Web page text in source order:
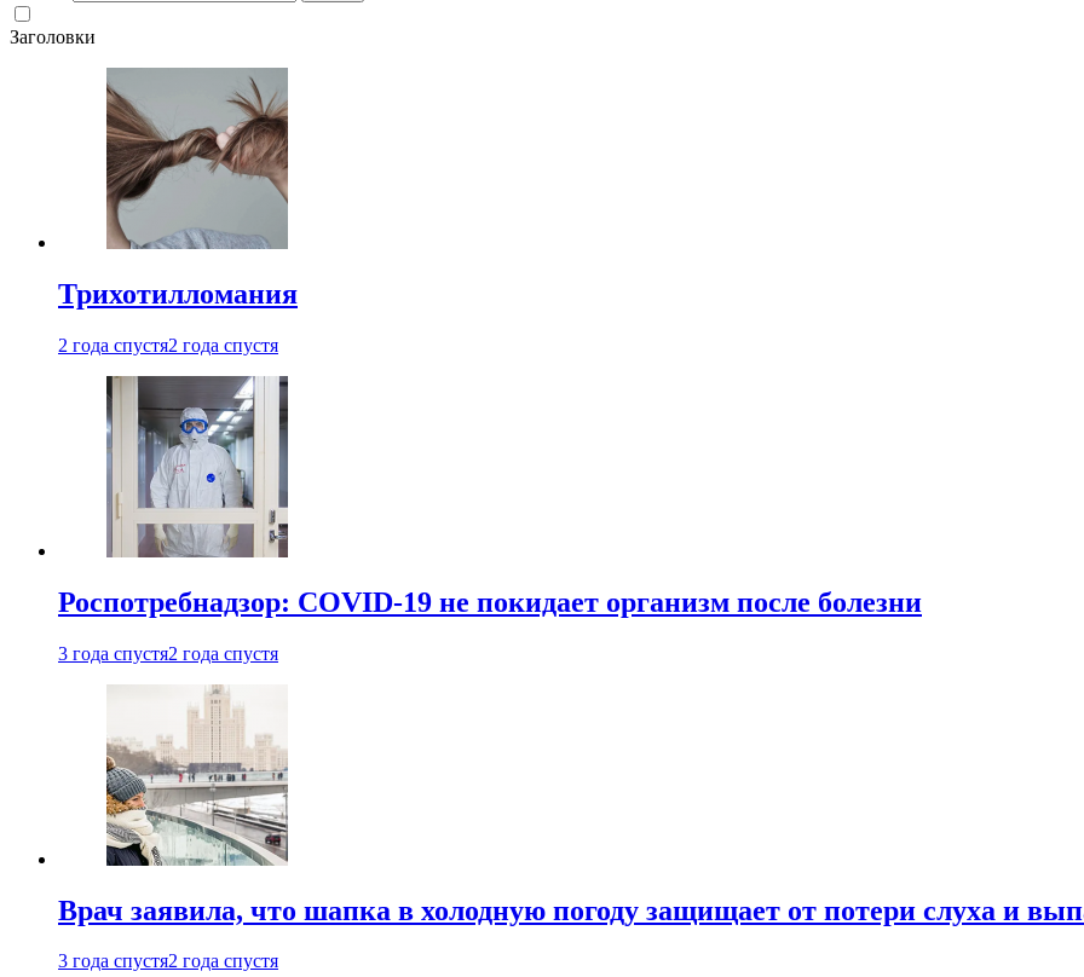
Заголовки
Трихотилломания
2 года спустя2 года спустя
Роспотребнадзор: COVID-19 не покидает организм после болезни
3 года спустя2 года спустя
Врач заявила, что шапка в холодную погоду защищает от потери слуха и
3 года спустя2 года спустя